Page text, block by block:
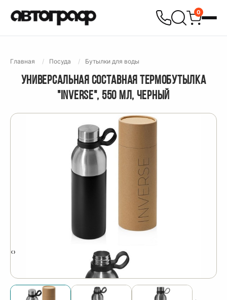
0
Главная Посуда Бутылки для воды
УНИВЕРСАЛЬНАЯ СОСТАВНАЯ ТЕРМОБУТЫЛКА
"INVERSE", 550 МЛ, ЧЕРНЫЙ
‹›